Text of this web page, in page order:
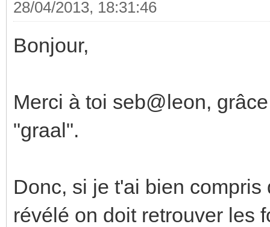
28/04/2013, 18:31:46
Bonjour,
Merci à toi seb@leon,
"graal".
Donc, si je t'ai bien
révélé on doit retrouver les